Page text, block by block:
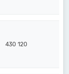
430 120